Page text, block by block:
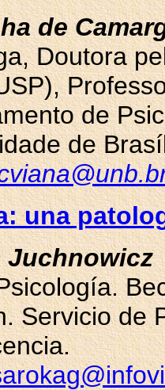
de
Doutora
de
de
una
Juchnowicz
Servicio de